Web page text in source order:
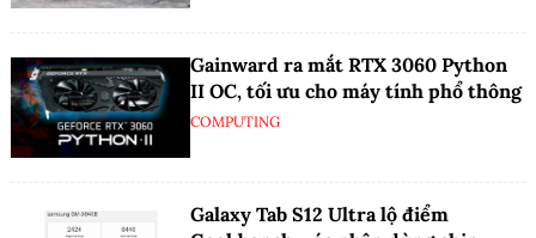
Gainward ra mắt RTX 3060 Python
II OC, tối ưu cho máy tính phổ thông
COMPUTING
Galaxy Tab S12 Ultra lộ điểm